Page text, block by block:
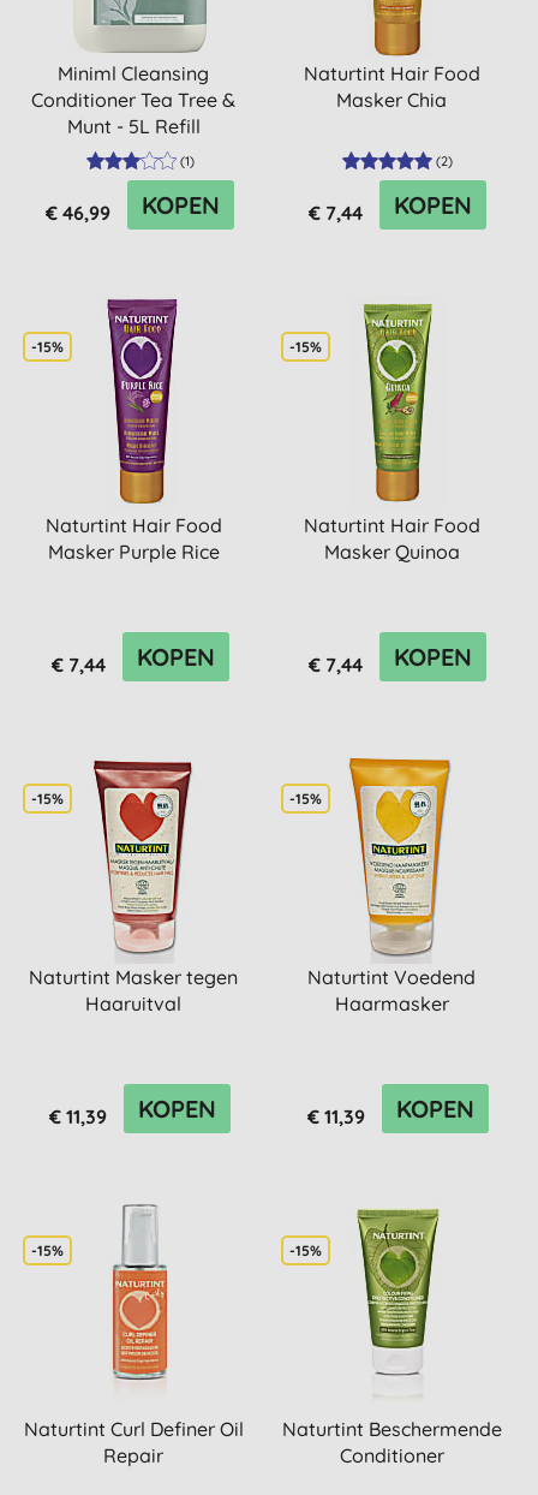
Miniml Cleansing
Conditioner Tea Tree &
Munt - 5L Refill
(1)
€ 46,99 KOPEN
Naturtint Hair Food
Masker Chia
(2)
€ 7,44 KOPEN
-15%
Naturtint Hair Food
Masker Purple Rice
€ 7,44 KOPEN
-15%
Naturtint Hair Food
Masker Quinoa
€ 7,44 KOPEN
-15%
Naturtint Masker tegen
Haaruitval
€ 11,39 KOPEN
-15%
Naturtint Voedend
Haarmasker
€ 11,39 KOPEN
-15%
Naturtint Curl Definer Oil
Repair
-15%
Naturtint Beschermende
Conditioner